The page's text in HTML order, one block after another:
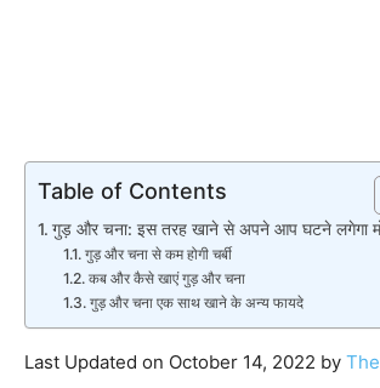
Table of Contents
गुड़ और चना: इस तरह खाने से अपने आप घटने लगेगा
गुड़ और चना से कम होगी चर्बी
कब और कैसे खाएं गुड़ और चना
गुड़ और चना एक साथ खाने के अन्य फायदे
Last Updated on October 14, 2022 by